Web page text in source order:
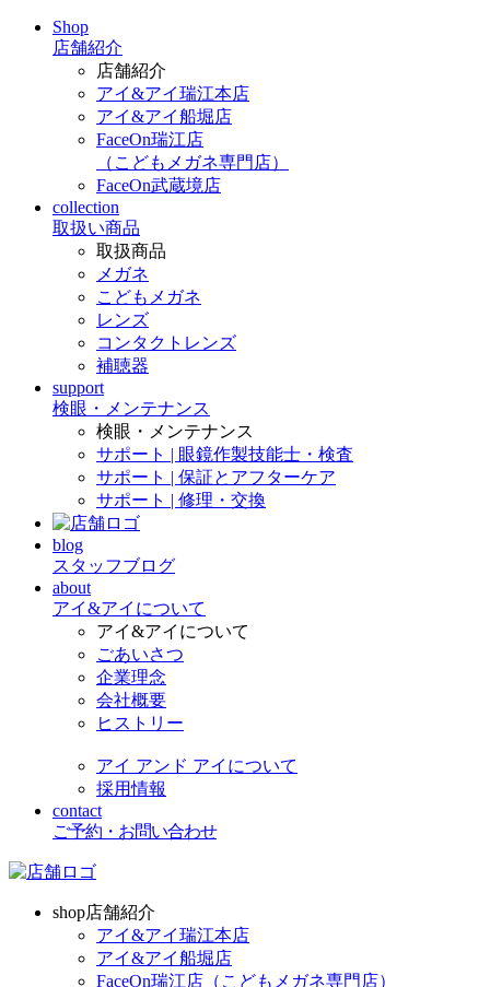
Shop
店舗紹介
店舗紹介
アイ&アイ瑞江本店
アイ&アイ船堀店
FaceOn瑞江店
（こどもメガネ専門店）
FaceOn武蔵境店
collection
取扱い商品
取扱商品
メガネ
こどもメガネ
レンズ
コンタクトレンズ
補聴器
support
検眼・メンテナンス
検眼・メンテナンス
サポート | 眼鏡作製技能士・検査
サポート | 保証とアフターケア
サポート | 修理・交換
blog
スタッフブログ
about
アイ&アイについて
アイ&アイについて
ごあいさつ
企業理念
会社概要
ヒストリー
アイ アンド アイについて
採用情報
contact
ご予約・お問い合わせ
shop店舗紹介
アイ&アイ瑞江本店
アイ&アイ船堀店
FaceOn瑞江店（こどもメガネ専門店）